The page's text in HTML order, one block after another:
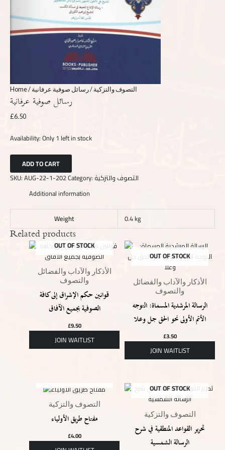
Home/ التصوف والتزكية/ رسائل صوفية عرفانية
رسائل صوفية عرفانية
£6.50
Availability:Only 1 left in stock
ADD TO CART
SKU:AUG-22-1-202Category: التصوف والتزكية
Additional information
Weight 0.4 kg
Related products
OUT OF STOCK
الأذكار والآداب والفضائل
والتصوف
قوانين حكم الإشراق إلى كافة
الصوفية بجميع الآفاق
£9.50
OUT OF STOCK
الأذكار والآداب والفضائل
والتصوف
الرسالة المرشدية المسماة: التوجه
الأتم الأولى نحو الحق جل وعلا
£3.50
التصوف والتزكية
مفتاح طريق الأولياء
£4.00
OUT OF STOCK
التصوف والتزكية
تحرير القواعد المنطقية في شرح
الرسالة الشمسية